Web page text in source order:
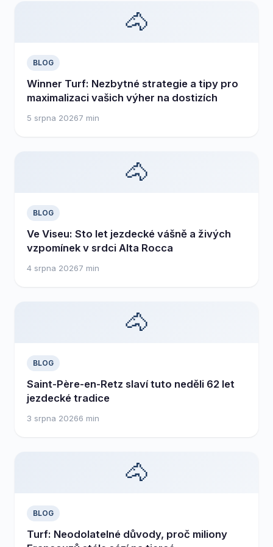
🐴
BLOG
Winner Turf: Nezbytné strategie a tipy pro
maximalizaci vašich výher na dostizích
5 srpna 20267 min
🐴
BLOG
Ve Viseu: Sto let jezdecké vášně a živých
vzpomínek v srdci Alta Rocca
4 srpna 20267 min
🐴
BLOG
Saint-Père-en-Retz slaví tuto neděli 62 let
jezdecké tradice
3 srpna 20266 min
🐴
BLOG
Turf: Neodolatelné důvody, proč miliony